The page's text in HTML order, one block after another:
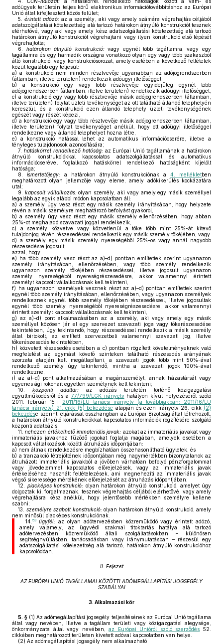
adóügyek területén teljes körű elektronikus információtovábbításhoz az Európai
Unió által kifejlesztett közös felület;
5.
érintett adózó: az a személy, aki vagy amely számára végrehajtás céljából
adatszolgáltatási kötelezettség alá tartozó határokon átnyúló konstrukciót tesznek
elérhetővé, vagy aki vagy amely kész adatszolgáltatási kötelezettség alá tartozó
határokon átnyúló konstrukciót végrehajtani vagy ilyen konstrukció első lépését
végrehajtotta;
6.
határokon átnyúló konstrukció:vagy egynél több tagállamra, vagy egy
tagállamra és egy harmadik országra vonatkozó olyan egy vagy több szakaszból
álló konstrukció, vagy konstrukciósorozat, amely esetében a következő feltételek
közül legalább egy teljesül:
a) a konstrukció nem minden résztvevője ugyanabban az adójogrendszerben
(államban, illetve területen) rendelkezik adóügyi illetőséggel;
b) a konstrukció egy vagy több résztvevője egyidejűleg egynél több
adójogrendszerben (államban, illetve területen) rendelkezik adóügyi illetőséggel,
c) a konstrukció egy vagy több résztvevője másik adójogrendszerben (államban,
illetve területen) folytat üzleti tevékenységet az ott található állandó telephelyén
keresztül, és a konstrukció ezen állandó telephely üzleti tevékenységének
egészét vagy részét képezi,
d) a konstrukció egy vagy több résztvevője másik adójogrendszerben (államban,
illetve területen) folytat tevékenységet anélkül, hogy ott adóügyi illetőséggel
rendelkezne vagy állandó telephelyet hozna létre,
e) a konstrukció hatással lehet az automatikus információcserére, illetve a
tényleges tulajdonosok azonosítására;
7. hatáskörrel rendelkező hatóság:az Európai Unió tagállamának a határokon
átnyúló konstrukciókkal kapcsolatos adatszolgáltatással és automatikus
információcserével foglalkozó hatáskörrel rendelkező hatóságként kijelölt
hatósága;
8.
ismertetőjegy: a határokon átnyúló konstrukciónak a 4. mellékletben
meghatározott olyan jellemzője vagy eleme, amely adókikerülés kockázatára
utal;
9.
kapcsolt vállalkozás:olyan személy, aki vagy amely egy másik személlyel
legalább az egyik alábbi módon kapcsolatban áll:
a) a személy úgy vesz részt egy másik személy irányításában, hogy helyzete
révén a másik személyre meghatározó befolyást gyakorol,
b) a személy úgy vesz részt egy másik személy ellenőrzésében, hogy abban
25%-ot meghaladó szavazati joggal rendelkezik,
c) a személy közvetve vagy közvetlenül a tőke több mint 25%-át kitevő
tulajdonjog révén részesedéssel rendelkezik egy másik személy tőkéjében, vagy
d) a személy egy másik személy nyereségéből 25%-os vagy annál nagyobb
részesedésre jogosult,
azzal, hogy
e) ha több személy vesz részt az a)–d) pontban említettek szerint ugyanazon
személy irányításában, ellenőrzésében, vagy több személy rendelkezik
ugyanazon személy tőkéjében részesedéssel, illetve jogosult ugyanazon
személy nyereségéből nyereségrészesedésre, akkor valamennyi érintett
személyt kapcsolt vállalkozásnak kell tekinteni,
f) ha ugyanazon személyek vesznek részt az a)–d) pontban említettek szerint
egynél több személy irányításában, ellenőrzésében, vagy ugyanazon személyek
rendelkeznek egynél több személy tőkéjében részesedéssel, illetve jogosultak
egynél több személy nyereségéből nyereségrészesedésre, akkor valamennyi
érintett személyt kapcsolt vállalkozásnak kell tekinteni,
g) az a)–d) pont alkalmazásában az a személy, aki vagy amely egy másik
személlyel közösen jár el egy szervezet szavazati joga vagy tőkerészesedése
tekintetében, úgy tekintendő, hogy részesedéssel rendelkezik a másik személy
által birtokolt, az említett szervezetbeli valamennyi szavazati jog, illetve
tőkerészesedés tekintetében,
h) közvetett részesedés esetében a c) pontban rögzített követelményeknek való
megfelelést az egymást követő szinteken található részesedés arányának
szorzata alapján kell megállapítani, a szavazati jogok több mint 50%-ával
rendelkező személy úgy tekintendő, mintha a szavazati jogok 100%-ával
rendelkezne,
i) az a)–d) pont alkalmazásában a magánszemélyt, annak házastársát vagy
egyenes ági rokonait egyetlen személynek kell tekinteni;
10.
központi adattár: az adózás területén történő közigazgatási
együttműködésről és a 77/799/EGK irányelvhatályon kívül helyezéséről szóló
2011. február 15-i
2011/16/EU tanácsi irányelv (a továbbiakban: 2011/16/EU
tanácsi irányelv) 21. cikk (5) bekezdése alapján és ezen irányelv 26. cikk (2)
bekezdése szerinti eljárással összhangban az Európai Bizottság által létrehozott,
a határokon átnyúló konstrukciókkal kapcsolatos információk rögzítésére szolgáló
központi adatbázis;
11.
nehezen értékelhető immateriális javak: azokat az immateriális javakat vagy
immateriális javakhoz fűződő jogokat foglalja magában, amelyek esetében a
kapcsolt vállalkozások közötti átruházás időpontjában:
a) nem állnak rendelkezésre megbízhatóan összehasonlítható ügyletek, és
b) a tranzakció létrejöttének időpontjában még nagymértékben bizonytalanok az
átruházott immateriális javakból a jövőben várhatóan befolyó pénzforgalommal
vagy jövedelemmel kapcsolatos előrejelzések, vagy az immateriális javak
értékeléséhez használt feltételezések, ami megnehezíti az immateriális javak
végső sikeressége mértékének előrejelzését az átruházás időpontjában;
12.
piacképes konstrukció: olyan határokon átnyúló konstrukció, amelyet úgy
dolgoztak ki, forgalmaznak, tesznek végrehajtás céljából elérhetővé, vagy amely
végrehajtásra kész anélkül, hogy jelentősebb mértékben személyre kellene
szabni;
13.
személyre szabott konstrukció:olyan határokon átnyúló konstrukció, amely
nem minősül piacképes konstrukciónak.
14. 53 ügyfél: az olyan adótervezésben közreműködő vagy érintett adózó,
amely valamely, az ügyvédi szakmai titoktartás hatálya alá tartozó
adótervezésben közreműködő általi szolgáltatásokban – különösen
segítségnyújtásban, tanácsadásban vagy iránymutatásban – részesül egy
adatszolgáltatási kötelezettség alá tartozó, határokon átnyúló konstrukcióhoz
kapcsolódóan.
II. Fejezet
AZ EURÓPAI UNIÓ TAGÁLLAMAI KÖZÖTTI ADÓMEGÁLLAPÍTÁSI JOGSEGÉLY
SZABÁLYAI
3. Alkalmazási kör
5. § (1) Az adómegállapítási jogsegély teljesítésének az Európai Unió tagállama
által vagy nevében, illetve a tagállam területi vagy közigazgatási alegysége,
önkormányzata által vagy nevében,az Európai Unióról szóló szerződés 52.
cikkében meghatározott területen kivetett adóval kapcsolatban van helye.
(2) Az adómegállapítási jogsegély nem alkalmazható